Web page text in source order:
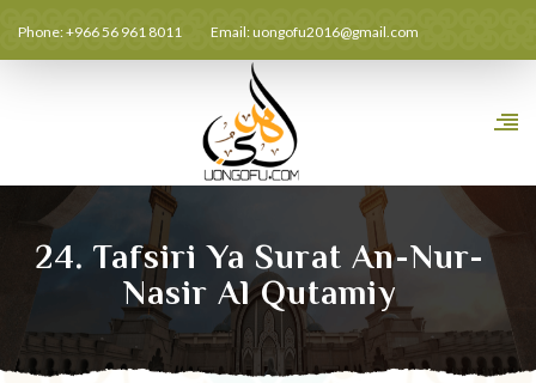
Phone: +966 56 961 8011 Email:uongofu2016@gmail.com
24. Tafsiri Ya Surat An-Nur-
Nasir Al Qutamiy